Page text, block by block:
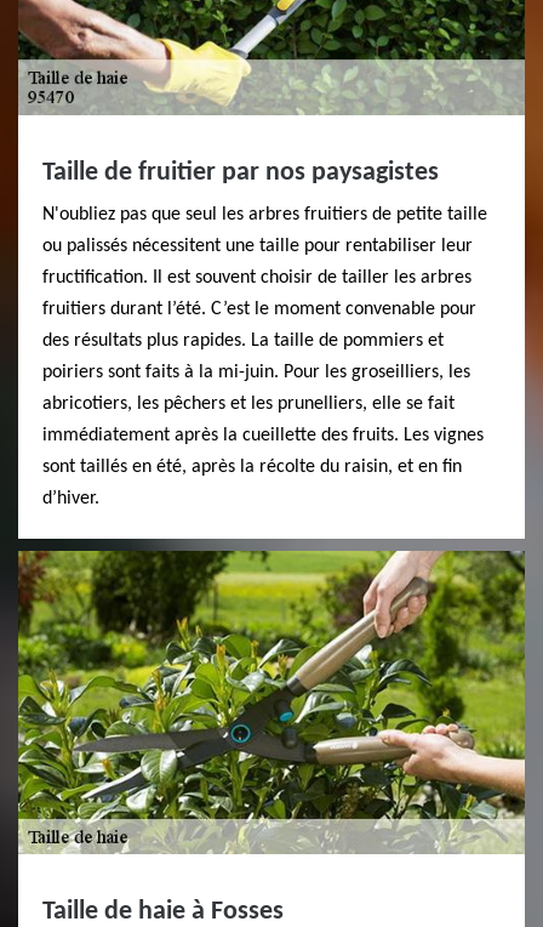
Taille de fruitier par nos paysagistes
N'oubliez pas que seul les arbres fruitiers de petite taille
ou palissés nécessitent une taille pour rentabiliser leur
fructification. Il est souvent choisir de tailler les arbres
fruitiers durant l’été. C’est le moment convenable pour
des résultats plus rapides. La taille de pommiers et
poiriers sont faits à la mi-juin. Pour les groseilliers, les
abricotiers, les pêchers et les prunelliers, elle se fait
immédiatement après la cueillette des fruits. Les vignes
sont taillés en été, après la récolte du raisin, et en fin
d’hiver.
Taille de haie à Fosses